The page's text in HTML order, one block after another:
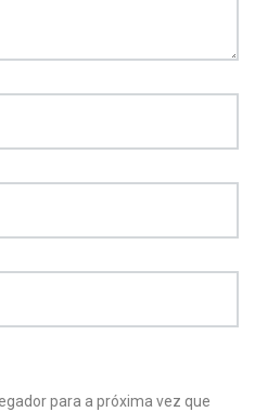
para a próxima vez que